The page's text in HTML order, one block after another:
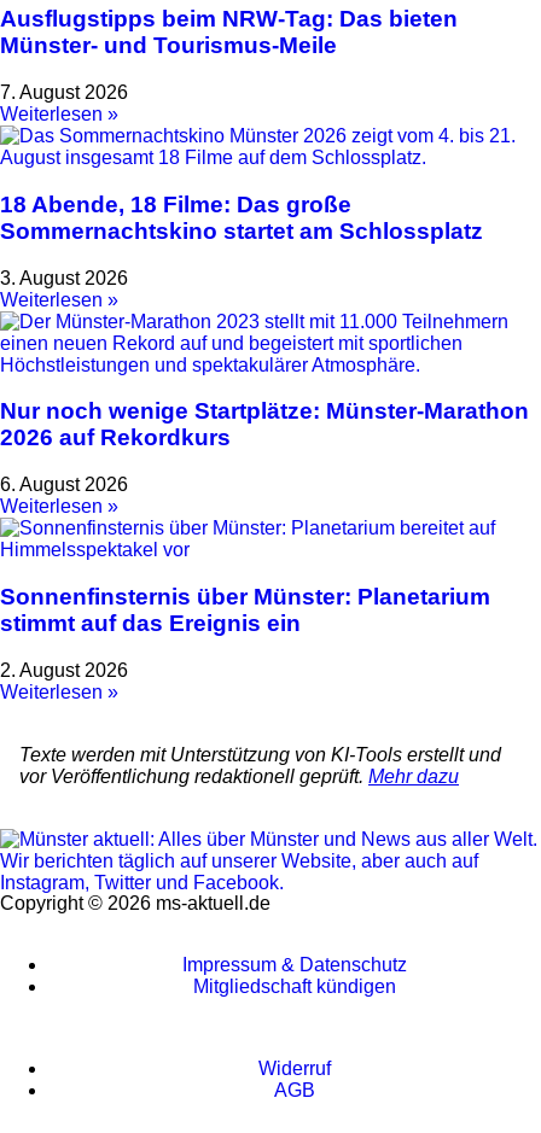
Ausflugstipps beim NRW-Tag: Das bieten
Münster- und Tourismus-Meile
7. August 2026
Weiterlesen »
18 Abende, 18 Filme: Das große
Sommernachtskino startet am Schlossplatz
3. August 2026
Weiterlesen »
Nur noch wenige Startplätze: Münster-Marathon
2026 auf Rekordkurs
6. August 2026
Weiterlesen »
Sonnenfinsternis über Münster: Planetarium
stimmt auf das Ereignis ein
2. August 2026
Weiterlesen »
Texte werden mit Unterstützung von KI-Tools erstellt und
vor Veröffentlichung redaktionell geprüft. Mehr dazu
Copyright © 2026 ms-aktuell.de
Impressum & Datenschutz
Mitgliedschaft kündigen
Widerruf
AGB